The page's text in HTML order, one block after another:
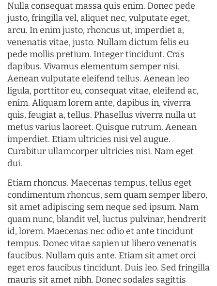
Nulla consequat massa quis enim. Donec pede
justo, fringilla vel, aliquet nec, vulputate eget,
arcu. In enim justo, rhoncus ut, imperdiet a,
venenatis vitae, justo. Nullam dictum felis eu
pede mollis pretium. Integer tincidunt. Cras
dapibus. Vivamus elementum semper nisi.
Aenean vulputate eleifend tellus. Aenean leo
ligula, porttitor eu, consequat vitae, eleifend ac,
enim. Aliquam lorem ante, dapibus in, viverra
quis, feugiat a, tellus. Phasellus viverra nulla ut
metus varius laoreet. Quisque rutrum. Aenean
imperdiet. Etiam ultricies nisi vel augue.
Curabitur ullamcorper ultricies nisi. Nam eget
dui.
Etiam rhoncus. Maecenas tempus, tellus eget
condimentum rhoncus, sem quam semper libero,
sit amet adipiscing sem neque sed ipsum. Nam
quam nunc, blandit vel, luctus pulvinar, hendrerit
id, lorem. Maecenas nec odio et ante tincidunt
tempus. Donec vitae sapien ut libero venenatis
faucibus. Nullam quis ante. Etiam sit amet orci
eget eros faucibus tincidunt. Duis leo. Sed fringilla
mauris sit amet nibh. Donec sodales sagittis